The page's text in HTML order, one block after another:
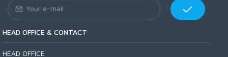
HEAD OFFICE & CONTACT
HEAD OFFICE